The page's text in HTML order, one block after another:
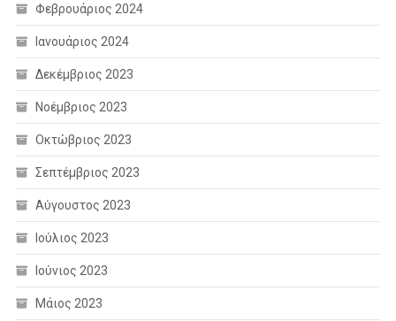
Φεβρουάριος 2024
Ιανουάριος 2024
Δεκέμβριος 2023
Νοέμβριος 2023
Οκτώβριος 2023
Σεπτέμβριος 2023
Αύγουστος 2023
Ιούλιος 2023
Ιούνιος 2023
Μάιος 2023